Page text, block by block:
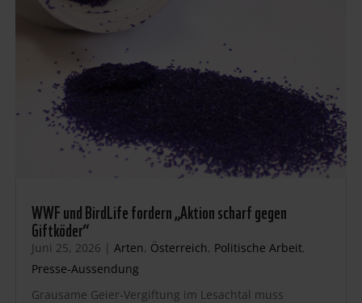
WWF und BirdLife fordern „Aktion scharf gegen
Giftköder“
Juni 25, 2026 | Arten, Österreich, Politische Arbeit,
Presse-Aussendung
Grausame Geier-Vergiftung im Lesachtal muss